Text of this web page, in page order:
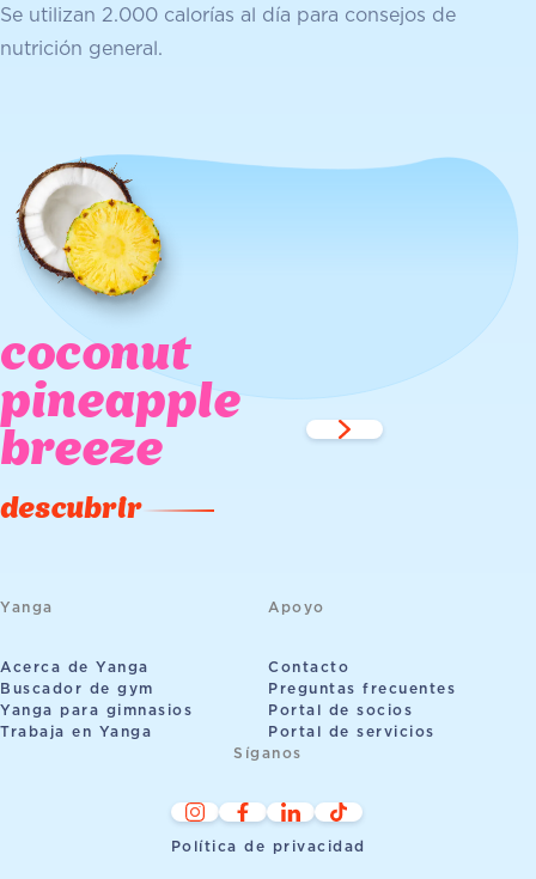
Se utilizan 2.000 calorías al día para consejos de
nutrición general.
coconut
pineapple
breeze
descubrir
Yanga
Acerca de Yanga
Buscador de gym
Yanga para gimnasios
Trabaja en Yanga
Apoyo
Contacto
Preguntas frecuentes
Portal de socios
Portal de servicios
Síganos
Política de privacidad